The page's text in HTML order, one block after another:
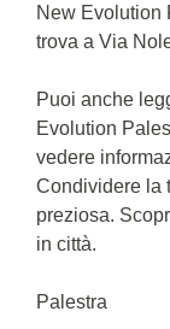
New Evolution
trova a Via
Puoi anche
Evolution
vedere
Condividere la
preziosa.
in città.
Palestra